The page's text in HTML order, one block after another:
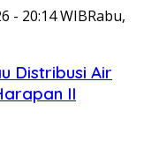
- 20:14 WIBRabu,
Distribusi Air
II